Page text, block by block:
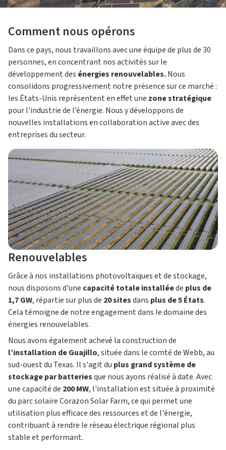
Comment nous opérons
Dans ce pays, nous travaillons avec une équipe de plus de 30
personnes, en concentrant nos activités sur le
développement des énergies renouvelables.Nous
consolidons progressivement notre présence sur ce marché :
les États-Unis représentent en effet une zone stratégique
pour l'industrie de l’énergie. Nous y développons de
nouvelles installations en collaboration active avec des
entreprises du secteur.
Renouvelables
Grâce à nos installations photovoltaïques et de stockage,
nous disposons d'une capacité totale installéede plus de
1,7 GW, répartie sur plus de 20 sitesdans plus de 5 États.
Cela témoigne de notre engagement dans le domaine des
énergies renouvelables.
Nous avons également achevé la construction de
l’installation de Guajillo, située dans le comté de Webb, au
sud-ouest du Texas. Il s'agit du plus grand système de
stockage par batteriesque nous ayons réalisé à date. Avec
une capacité de 200 MW, l'installation est située à proximité
du parc solaire Corazon Solar Farm, ce qui permet une
utilisation plus efficace des ressources et de l'énergie,
contribuant à rendre le réseau électrique régional plus
stable et performant.